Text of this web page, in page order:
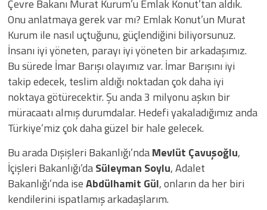
Çevre Bakanı Murat Kurum’u Emlak Konut’tan aldık.
Onu anlatmaya gerek var mı? Emlak Konut’un Murat
Kurum ile nasıl uçtuğunu, güçlendiğini biliyorsunuz.
İnsanı iyi yöneten, parayı iyi yöneten bir arkadaşımız.
Bu sürede İmar Barışı olayımız var. İmar Barışını iyi
takip edecek, teslim aldığı noktadan çok daha iyi
noktaya götürecektir. Şu anda 3 milyonu aşkın bir
müracaatı almış durumdalar. Hedefi yakaladığımız anda
Türkiye’miz çok daha güzel bir hale gelecek.
Bu arada Dışişleri Bakanlığı’ndaMevlüt Çavuşoğlu,
İçişleri Bakanlığı’daSüleyman Soylu, Adalet
Bakanlığı’nda iseAbdülhamit Gül, onların da her biri
kendilerini ispatlamış arkadaşlarım.